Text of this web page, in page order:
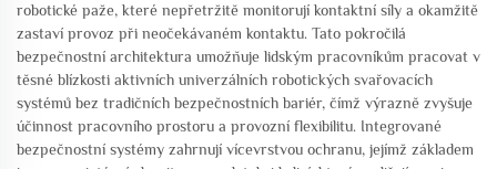
robotické paže, které nepřetržitě monitorují kontaktní síly a okamžitě
zastaví provoz při neočekávaném kontaktu. Tato pokročilá
bezpečnostní architektura umožňuje lidským pracovníkům pracovat v
těsné blízkosti aktivních univerzálních robotických svařovacích
systémů bez tradičních bezpečnostních bariér, čímž výrazně zvyšuje
účinnost pracovního prostoru a provozní flexibilitu. Integrované
bezpečnostní systémy zahrnují vícevrstvou ochranu, jejímž základem